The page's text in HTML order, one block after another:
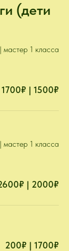
(дети
мастер 1 класса
1700₽ | 1500₽
мастер 1 класса
| 2000₽
200₽ | 1700₽